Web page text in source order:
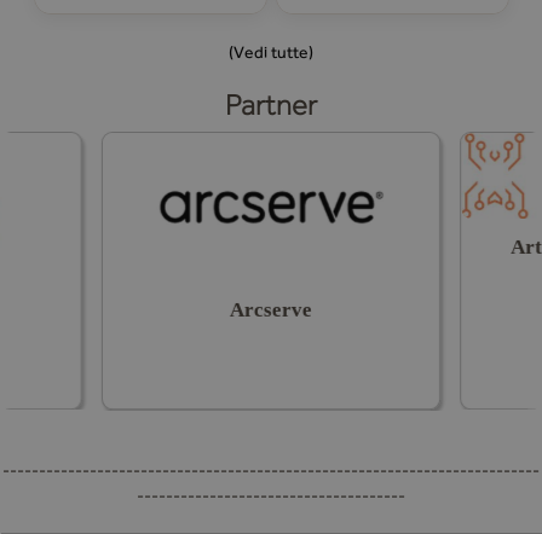
(Vedi tutte)
Partner
Arcserve
--------------------------------------------------------------------------
-------------------------------------